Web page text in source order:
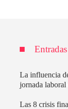
La influencia
jornada laboral
Las 8 crisis